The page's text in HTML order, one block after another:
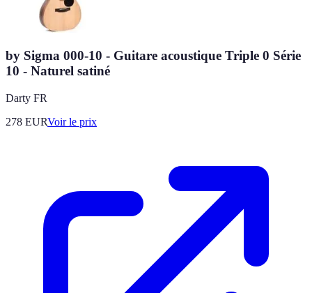
by Sigma 000-10 - Guitare acoustique Triple 0 Série
10 - Naturel satiné
Darty FR
278 EURVoir le prix